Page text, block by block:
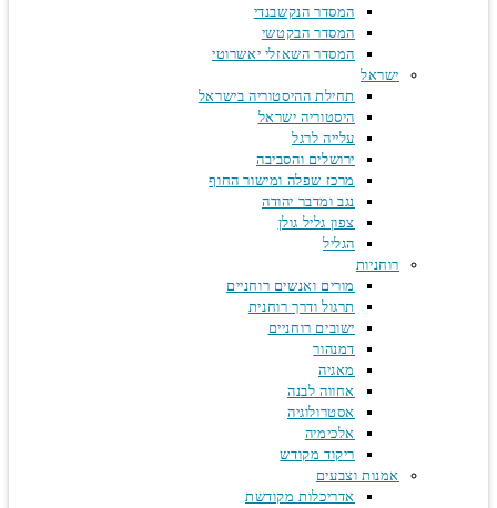
המסדר הנקשבנדי
המסדר הבקטשי
המסדר השאזלי יאשרוטי
ישראל
תחילת ההיסטוריה בישראל
היסטוריה ישראל
עלייה לרגל
ירושלים והסביבה
מרכז שפלה ומישור החוף
נגב ומדבר יהודה
צפון גליל גולן
הגליל
רוחניות
מורים ואנשים רוחניים
תרגול ודרך רוחנית
ישובים רוחניים
דמנהור
מאגיה
אחווה לבנה
אסטרולוגיה
אלכימיה
ריקוד מקודש
אמנות וצבעים
אדריכלות מקודשת